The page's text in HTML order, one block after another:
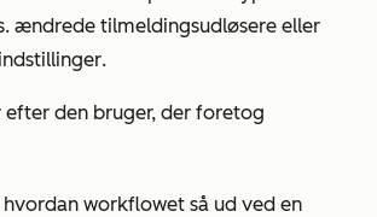
ændrede tilmeldingsudløsere eller
.
efter den bruger, der foretog
hvordan workflowet så ud ved en